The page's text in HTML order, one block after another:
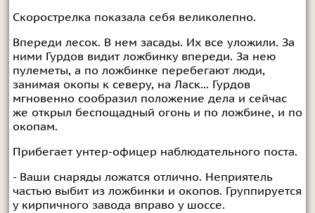
Скорострелка показала себя великолепно.
Впереди лесок. В нем засады. Их все уложили. За
ними Гурдов видит ложбинку впереди. За нею
пулеметы, а по ложбинке перебегают люди,
занимая окопы к северу, на Ласк... Гурдов
мгновенно сообразил положение дела и сейчас
же открыл беспощадный огонь и по ложбине, и по
окопам.
Прибегает унтер-офицер наблюдательного поста.
- Ваши снаряды ложатся отлично. Неприятель
частью выбит из ложбинки и окопов. Группируется
у кирпичного завода вправо у шоссе.